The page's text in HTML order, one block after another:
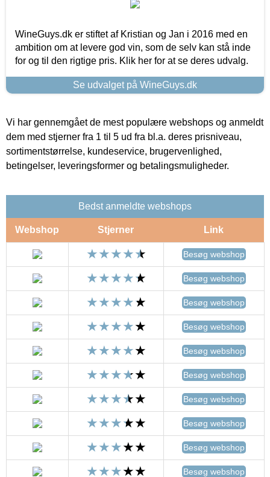
WineGuys.dk er stiftet af Kristian og Jan i 2016 med en
ambition om at levere god vin, som de selv kan stå inde
for og til den rigtige pris. Klik her for at se deres udvalg.
Se udvalget på WineGuys.dk
Vi har gennemgået de mest populære webshops og anmeldt
dem med stjerner fra 1 til 5 ud fra bl.a. deres prisniveau,
sortimentstørrelse, kundeservice, brugervenlighed,
betingelser, leveringsformer og betalingsmuligheder.
Bedst anmeldte webshops
Webshop Stjerner Link
Besøg webshop
Besøg webshop
Besøg webshop
Besøg webshop
Besøg webshop
Besøg webshop
Besøg webshop
Besøg webshop
Besøg webshop
Besøg webshop